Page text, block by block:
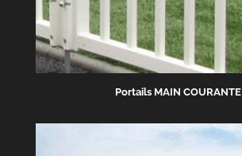
Portails MAIN COURANTE